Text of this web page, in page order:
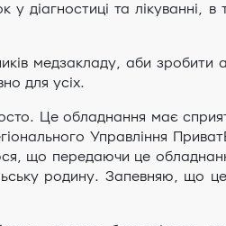
та лікуванні, в
медзакладу, аби
для усіх.
Це обладнання має
Управління
що передаючи це
родину. Запевняю, що